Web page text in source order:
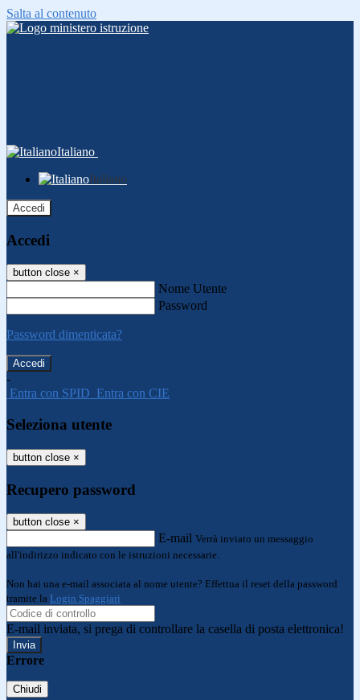
Salta al contenuto
Italiano
Italiano
Accedi
Accedi
button close ×
Nome Utente
Password
Password dimenticata?
-
Entra con SPID Entra con CIE
Seleziona utente
button close ×
Recupero password
button close ×
E-mail Verrà inviato un messaggio
all'indirizzo indicato con le istruzioni necessarie.
Non hai una e-mail associata al nome utente? Effettua il reset della password
tramite la Login Spaggiari
E-mail inviata, si prega di controllare la casella di posta elettronica!
Errore
Chiudi